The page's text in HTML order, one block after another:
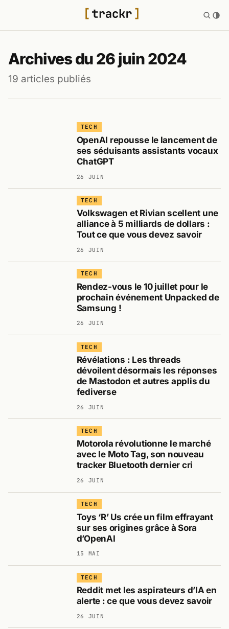
Archives du 26 juin 2024
19 articles publiés
TECH
OpenAI repousse le lancement de
ses séduisants assistants vocaux
ChatGPT
26 JUIN
TECH
Volkswagen et Rivian scellent une
alliance à 5 milliards de dollars :
Tout ce que vous devez savoir
26 JUIN
TECH
Rendez-vous le 10 juillet pour le
prochain événement Unpacked de
Samsung !
26 JUIN
TECH
Révélations : Les threads
dévoilent désormais les réponses
de Mastodon et autres applis du
fediverse
26 JUIN
TECH
Motorola révolutionne le marché
avec le Moto Tag, son nouveau
tracker Bluetooth dernier cri
26 JUIN
TECH
Toys ‘R’ Us crée un film effrayant
sur ses origines grâce à Sora
d’OpenAI
15 MAI
TECH
Reddit met les aspirateurs d’IA en
alerte : ce que vous devez savoir
26 JUIN